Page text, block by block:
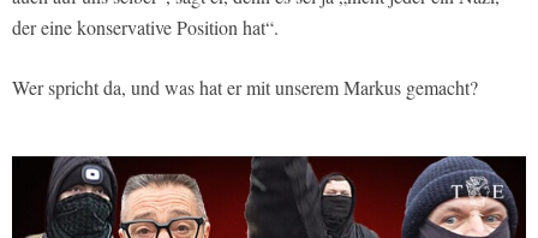
der eine konservative Position hat“.
Wer spricht da, und was hat er mit unserem Markus gemacht?